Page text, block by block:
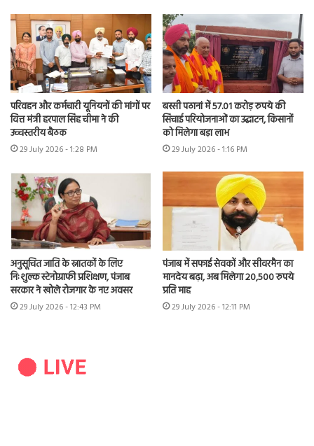
परिवहन और कर्मचारी यूनियनों की मांगों पर
वित्त मंत्री हरपाल सिंह चीमा ने की
उच्चस्तरीय बैठक
29 July 2026 - 1:28 PM
बस्सी पठानां में 57.01 करोड़ रुपये की
सिंचाई परियोजनाओं का उद्घाटन, किसानों
को मिलेगा बड़ा लाभ
29 July 2026 - 1:16 PM
अनुसूचित जाति के स्नातकों के लिए
निःशुल्क स्टेनोग्राफी प्रशिक्षण, पंजाब
सरकार ने खोले रोजगार के नए अवसर
29 July 2026 - 12:43 PM
पंजाब में सफाई सेवकों और सीवरमैन का
मानदेय बढ़ा, अब मिलेगा 20,500 रुपये
प्रति माह
29 July 2026 - 12:11 PM